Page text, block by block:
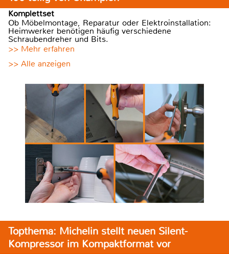
Komplettset
Ob Möbelmontage, Reparatur oder Elektroinstallation:
Heimwerker benötigen häufig verschiedene
Schraubendreher und Bits.
>> Mehr erfahren
>> Alle anzeigen
Topthema: Michelin stellt neuen Silent-
Kompressor im Kompaktformat vor